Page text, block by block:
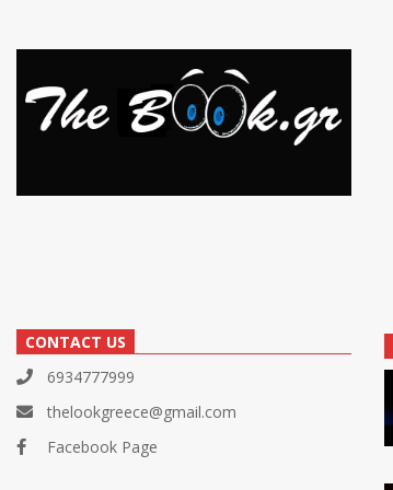
CONTACT US
6934777999
thelookgreece@gmail.com
Facebook Page